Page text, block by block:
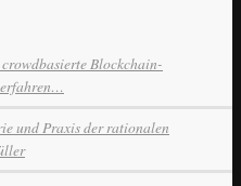
Blockchain-
und Praxis der rationalen